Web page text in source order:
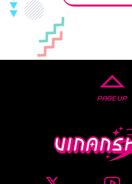
PAGE UP